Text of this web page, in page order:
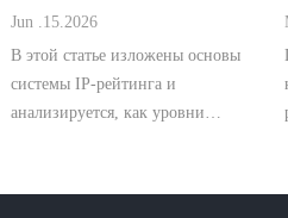
Jun .15.2026
В этой статье изложены основы
системы IP-рейтинга и
анализируется, как уровни
надёжность, безопасность и срок